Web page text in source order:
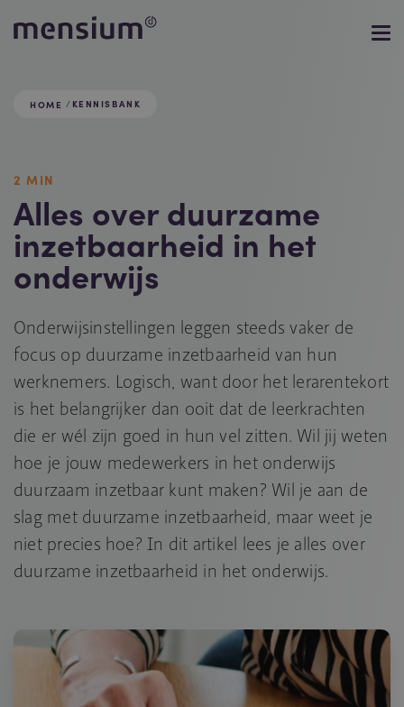
HOME KENNISBANK
2 MIN
Alles over duurzame
inzetbaarheid in het
onderwijs
Onderwijsinstellingen leggen steeds vaker de
focus op duurzame inzetbaarheid van hun
werknemers. Logisch, want door het lerarentekort
is het belangrijker dan ooit dat de leerkrachten
die er wél zijn goed in hun vel zitten. Wil jij weten
hoe je jouw medewerkers in het onderwijs
duurzaam inzetbaar kunt maken? Wil je aan de
slag met duurzame inzetbaarheid, maar weet je
niet precies hoe? In dit artikel lees je alles over
duurzame inzetbaarheid in het onderwijs.